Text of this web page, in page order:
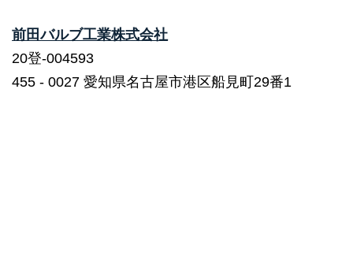
前田バルブ工業株式会社
20登-004593
455 ‐ 0027 愛知県名古屋市港区船見町29番1